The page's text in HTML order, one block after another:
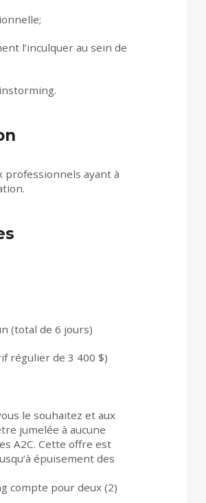
l’inculquer au sein de
professionnels ayant à
(total de 6 jours)
régulier de 3 400 $)
le souhaitez et aux
jumelée à aucune
A2C. Cette offre est
épuisement des
compte pour deux (2)